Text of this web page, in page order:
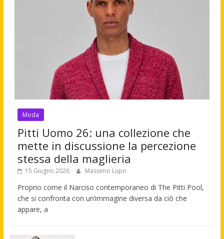
Moda
Pitti Uomo 26: una collezione che
mette in discussione la percezione
stessa della maglieria
15 Giugno 2026 Massimo Lupo
Proprio come il Narciso contemporaneo di The Pitti Pool,
che si confronta con un’immagine diversa da ciò che
appare, a